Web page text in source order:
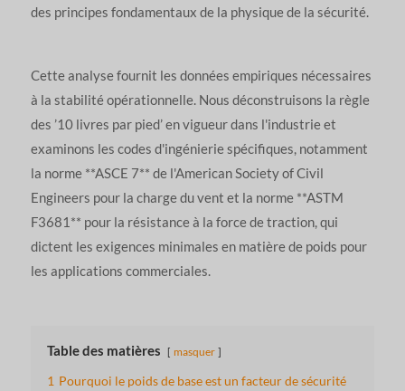
des principes fondamentaux de la physique de la sécurité.
Cette analyse fournit les données empiriques nécessaires
à la stabilité opérationnelle. Nous déconstruisons la règle
des ’10 livres par pied’ en vigueur dans l'industrie et
examinons les codes d'ingénierie spécifiques, notamment
la norme **ASCE 7** de l'American Society of Civil
Engineers pour la charge du vent et la norme **ASTM
F3681** pour la résistance à la force de traction, qui
dictent les exigences minimales en matière de poids pour
les applications commerciales.
Table des matières masquer
1 Pourquoi le poids de base est un facteur de sécurité